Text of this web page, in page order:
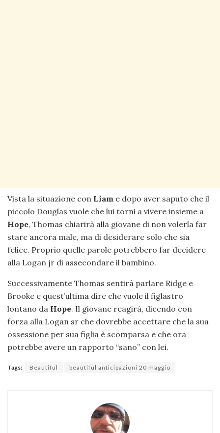
Vista la situazione con Liam e dopo aver saputo che il
piccolo Douglas vuole che lui torni a vivere insieme a
Hope, Thomas chiarirà alla giovane di non volerla far
stare ancora male, ma di desiderare solo che sia
felice. Proprio quelle parole potrebbero far decidere
alla Logan jr di assecondare il bambino.
Successivamente Thomas sentirà parlare Ridge e
Brooke e quest’ultima dire che vuole il figlastro
lontano da Hope. Il giovane reagirà, dicendo con
forza alla Logan sr che dovrebbe accettare che la sua
ossessione per sua figlia è scomparsa e che ora
potrebbe avere un rapporto “sano” con lei.
Tags: Beautiful beautiful anticipazioni 20 maggio